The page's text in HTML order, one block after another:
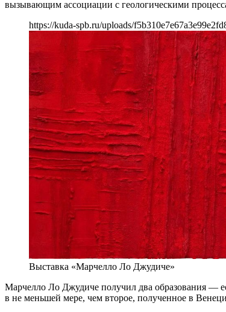
вызывающим ассоциации с геологическими
https://kuda-spb.ru/uploads/
Выставка «Марчелло Ло Джудиче»
Марчелло Ло Джудиче получил два образования —
в не меньшей мере, чем второе, полученное в